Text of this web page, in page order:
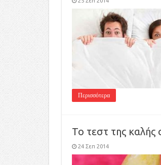
Περισσότερα
Το τεστ της
24 Σεπ 2014